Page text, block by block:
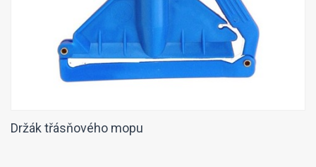
Držák třásňového mopu